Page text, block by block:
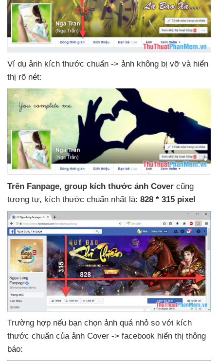
Ví dụ ảnh kích thước chuẩn -> ảnh không bị vỡ và hiển
thị rõ nét:
Trên Fanpage, group kích thước ảnh Cover cũng
tương tự, kích thước chuẩn nhất là: 828 * 315 pixel
Trường hợp nếu bạn chọn ảnh quá nhỏ so với kích
thước chuẩn của ảnh Cover -> facebook hiển thị thông
báo: